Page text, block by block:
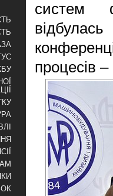
систем
процесів